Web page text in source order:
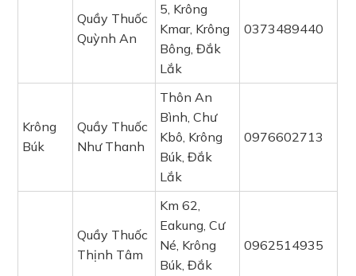
Quầy Thuốc
Quỳnh An
5, Krông
Kmar, Krông
Bông, Đắk
Lắk
0373489440
Krông
Búk
Quầy Thuốc
Như Thanh
Thôn An
Bình, Chư
Kbô, Krông
Búk, Đắk
Lắk
0976602713
Quầy Thuốc
Thịnh Tâm
Km 62,
Eakung, Cư
Né, Krông
Búk, Đắk
0962514935